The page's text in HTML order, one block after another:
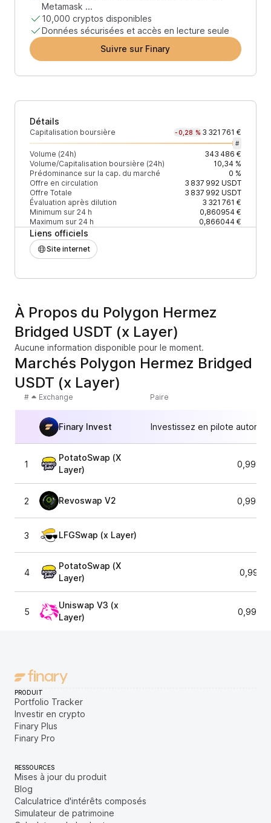
Metamask ...
10,000 cryptos disponibles
Données sécurisées et accès en lecture seule
Suivre sur Finary
Détails
Capitalisation boursière -0,28 % 3 321 761 €
#
Volume (24h)
343 486 €
Volume/Capitalisation boursière (24h)
10,34 %
Prédominance sur la cap. du marché
0 %
Offre en circulation
3 837 992USDT
Offre Totale
3 837 992USDT
Évaluation après dilution
3 321 761 €
Minimum sur 24 h
0,860954 €
Maximum sur 24 h
0,866044 €
Liens officiels
Site internet
À Propos du Polygon Hermez
Bridged USDT (x Layer)
Aucune information disponible pour le moment.
Marchés Polygon Hermez Bridged
USDT (x Layer)
# Exchange Paire
Finary Invest Investissez en pilote
1
PotatoSwap (X
Layer)
2 Revoswap V2
3 LFGSwap (x Layer)
4
PotatoSwap (X
Layer)
5
Uniswap V3 (x
Layer)
PRODUIT
Portfolio Tracker
Investir en crypto
Finary Plus
Finary Pro
RESSOURCES
Mises à jour du produit
Blog
Calculatrice d'intérêts composés
Simulateur de patrimoine